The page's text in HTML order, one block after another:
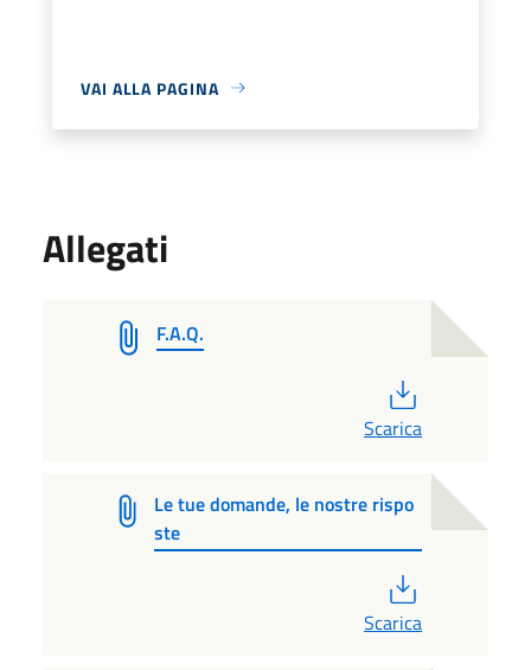
VAI ALLA PAGINA
Allegati
F.A.Q.
Scarica
Le tue domande, le nostre rispo
ste
Scarica